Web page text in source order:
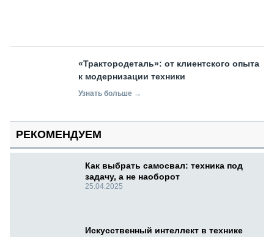
«Трактородеталь»: от клиентского опыта
к модернизации техники
Узнать больше →
РЕКОМЕНДУЕМ
Как выбрать самосвал: техника под
задачу, а не наоборот
25.04.2025
Искусственный интеллект в технике